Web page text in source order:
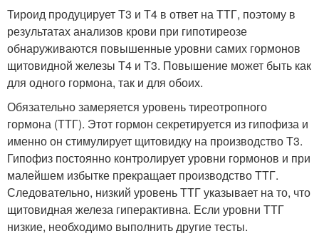
Тироид продуцирует Т3 и Т4 в ответ на ТТГ, поэтому в
результатах анализов крови при гипотиреозе
обнаруживаются повышенные уровни самих гормонов
щитовидной железы Т4 и Т3. Повышение может быть как
для одного гормона, так и для обоих.
Обязательно замеряется уровень тиреотропного
гормона (ТТГ). Этот гормон секретируется из гипофиза и
именно он стимулирует щитовидку на производство Т3.
Гипофиз постоянно контролирует уровни гормонов и при
малейшем избытке прекращает производство ТТГ.
Следовательно, низкий уровень ТТГ указывает на то, что
щитовидная железа гиперактивна. Если уровни ТТГ
низкие, необходимо выполнить другие тесты.